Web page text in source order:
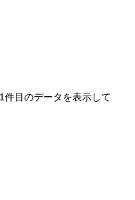
件目のデータを表示して